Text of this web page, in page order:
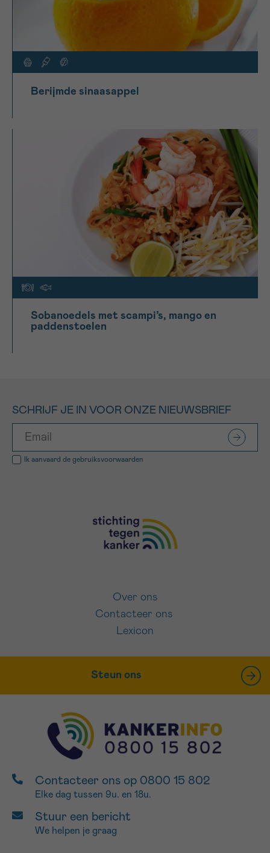
Berijmde sinaasappel
Sobanoedels met scampi’s, mango en
paddenstoelen
SCHRIJF JE IN VOOR ONZE NIEUWSBRIEF
Ik aanvaard de gebruiksvoorwaarden
Over ons
Contacteer ons
Lexicon
Steun ons
Contacteer ons op 0800 15 802
Elke dag tussen 9u. en 18u.
Stuur een bericht
We helpen je graag